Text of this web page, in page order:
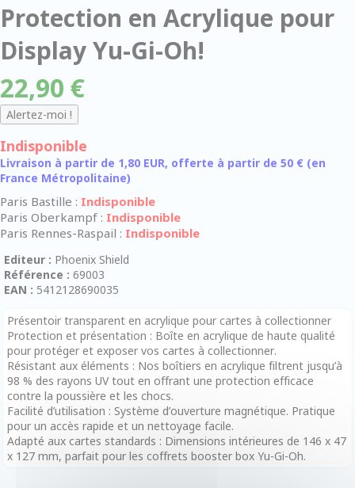
Protection en Acrylique pour
Display Yu-Gi-Oh!
22,90 €
Indisponible
Livraison à partir de 1,80 EUR, offerte à partir de 50 € (en
France Métropolitaine)
Paris Bastille : Indisponible
Paris Oberkampf : Indisponible
Paris Rennes-Raspail : Indisponible
Editeur : Phoenix Shield
Référence : 69003
EAN : 5412128690035
Présentoir transparent en acrylique pour cartes à collectionner
Protection et présentation : Boîte en acrylique de haute qualité
pour protéger et exposer vos cartes à collectionner.
Résistant aux éléments : Nos boîtiers en acrylique filtrent jusqu’à
98 % des rayons UV tout en offrant une protection efficace
contre la poussière et les chocs.
Facilité d’utilisation : Système d’ouverture magnétique. Pratique
pour un accès rapide et un nettoyage facile.
Adapté aux cartes standards : Dimensions intérieures de 146 x 47
x 127 mm, parfait pour les coffrets booster box Yu-Gi-Oh.